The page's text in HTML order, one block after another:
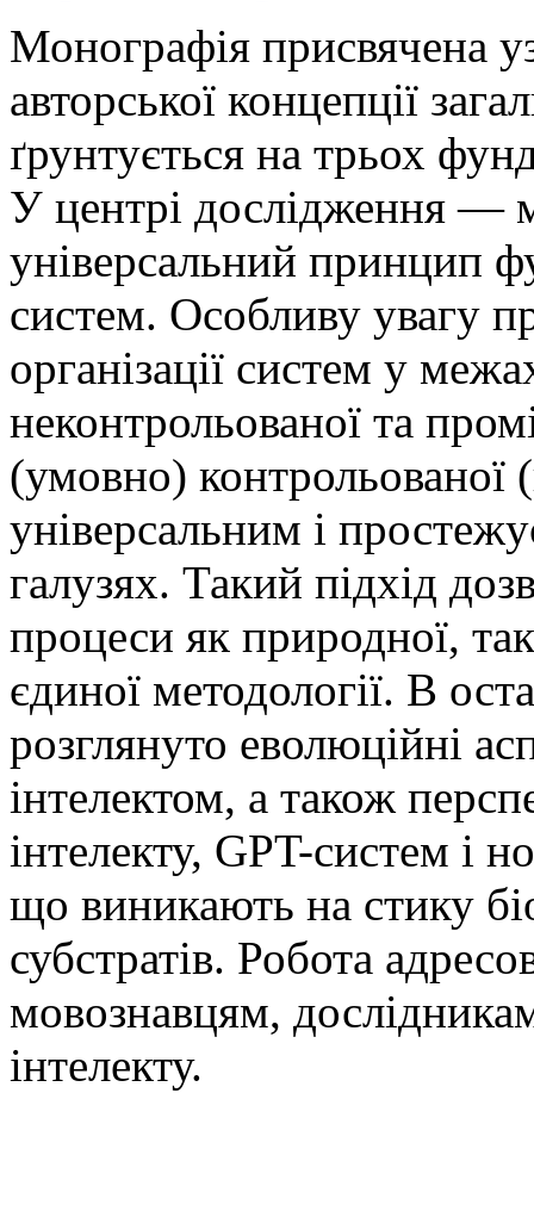
Монографія присвячена
авторської концепції
ґрунтується на трьох
У центрі дослідження —
універсальний принцип
систем. Особливу увагу
організації систем у
неконтрольованої та
(умовно) контрольованої
універсальним і
галузях. Такий підхід
процеси як природної, так
єдиної методології. В
розглянуто еволюційні
інтелектом, а також
інтелекту, GPT-систем і
що виникають на стику
субстратів. Робота
мовознавцям,
інтелекту.